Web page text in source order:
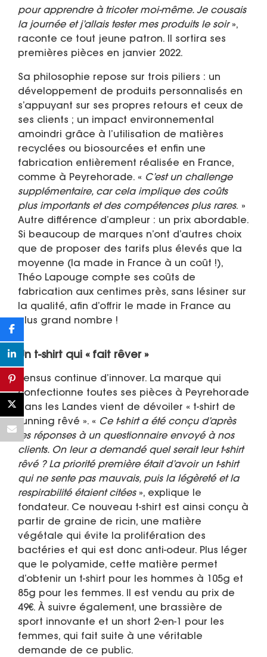
pour apprendre à tricoter moi-même. Je cousais
la journée et j’allais tester mes produits le soir»,
raconte ce tout jeune patron. Il sortira ses
premières pièces en janvier 2022.
Sa philosophie repose sur trois piliers : un
développement de produits personnalisés en
s’appuyant sur ses propres retours et ceux de
ses clients ; un impact environnemental
amoindri grâce à l’utilisation de matières
recyclées ou biosourcées et enfin une
fabrication entièrement réalisée en France,
comme à Peyrehorade. « C’est un challenge
supplémentaire, car cela implique des coûts
plus importants et des compétences plus rares. »
Autre différence d’ampleur : un prix abordable.
Si beaucoup de marques n’ont d’autres choix
que de proposer des tarifs plus élevés que la
moyenne (la made in France à un coût !),
Théo Lapouge compte ses coûts de
fabrication aux centimes près, sans lésiner sur
la qualité, afin d’offrir le made in France au
plus grand nombre !
Un t-shirt qui « fait rêver »
Sensus continue d’innover. La marque qui
confectionne toutes ses pièces à Peyrehorade
dans les Landes vient de dévoiler « t-shirt de
running rêvé ». « Ce t-shirt a été conçu d’après
les réponses à un questionnaire envoyé à nos
clients. On leur a demandé quel serait leur t-shirt
rêvé ? La priorité première était d’avoir un t-shirt
qui ne sente pas mauvais, puis la légèreté et la
respirabilité étaient citées», explique le
fondateur. Ce nouveau t-shirt est ainsi conçu à
partir de graine de ricin, une matière
végétale qui évite la prolifération des
bactéries et qui est donc anti-odeur. Plus léger
que le polyamide, cette matière permet
d’obtenir un t-shirt pour les hommes à 105g et
85g pour les femmes. Il est vendu au prix de
49€. À suivre également, une brassière de
sport innovante et un short 2-en-1 pour les
femmes, qui fait suite à une véritable
demande de ce public.